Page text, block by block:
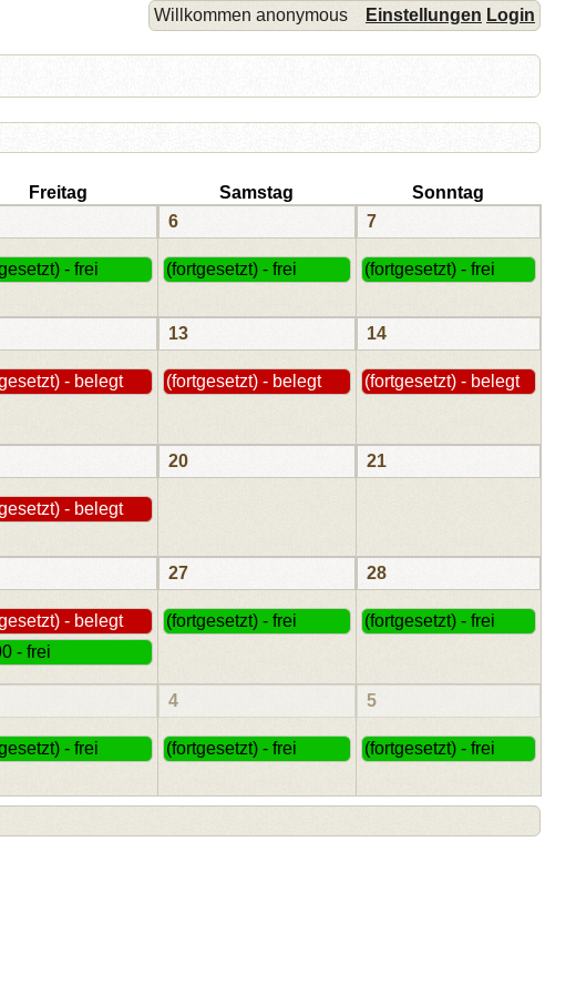
Willkommen anonymous Einstellungen Login
Freitag Samstag
Sonntag
- frei
6
(fortgesetzt) - frei
7
(fortgesetzt) - frei
- belegt
13
(fortgesetzt) - belegt
14
(fortgesetzt) - belegt
- belegt
20 21
- belegt
- frei
27
(fortgesetzt) - frei
28
(fortgesetzt) - frei
- frei
4
(fortgesetzt) - frei
5
(fortgesetzt) - frei